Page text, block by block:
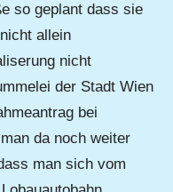
so geplant dass sie
allein
nicht
der Stadt Wien
bei
da noch weiter
man sich vom